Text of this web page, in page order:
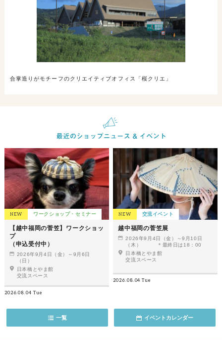
合掌造りがモチーフのクリエイティブオフィス「桜クリエ」
NEW ワークショップ・セミナー
【越中福岡の菅笠】ワークショッ
プ
（申込受付中）
2026年9月4日（金）～9月6日
（日）
日本橋とやま館
交流スペース
2026.08.04 Tue
NEW 交流イベント
越中福岡の菅笠展
2026年9月4日（金）～9月10日
（木） ＊最終日は18：00
日本橋とやま館
交流スペース
2026.08.04 Tue
一覧 イベントカレンダー